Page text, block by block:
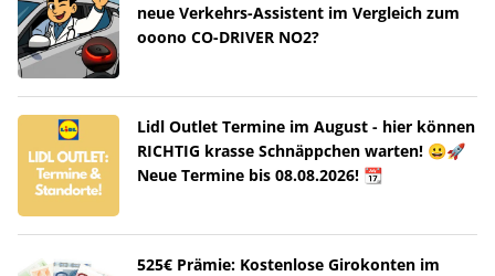
neue Verkehrs-Assistent im Vergleich zum
ooono CO-DRIVER NO2?
Lidl Outlet Termine im August - hier können
RICHTIG krasse Schnäppchen warten! 😀🚀
Neue Termine bis 08.08.2026! 📆
525€ Prämie: Kostenlose Girokonten im